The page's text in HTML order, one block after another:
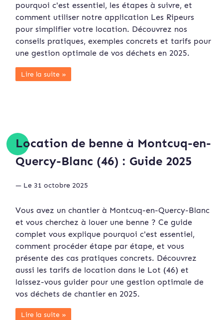
pourquoi c'est essentiel, les étapes à suivre, et
comment utiliser notre application Les Ripeurs
pour simplifier votre location. Découvrez nos
conseils pratiques, exemples concrets et tarifs pour
une gestion optimale de vos déchets en 2025.
Lire la suite »
Location de benne à Montcuq-en-
Quercy-Blanc (46) : Guide 2025
— Le 31 octobre 2025
Vous avez un chantier à Montcuq-en-Quercy-Blanc
et vous cherchez à louer une benne ? Ce guide
complet vous explique pourquoi c'est essentiel,
comment procéder étape par étape, et vous
présente des cas pratiques concrets. Découvrez
aussi les tarifs de location dans le Lot (46) et
laissez-vous guider pour une gestion optimale de
vos déchets de chantier en 2025.
Lire la suite »